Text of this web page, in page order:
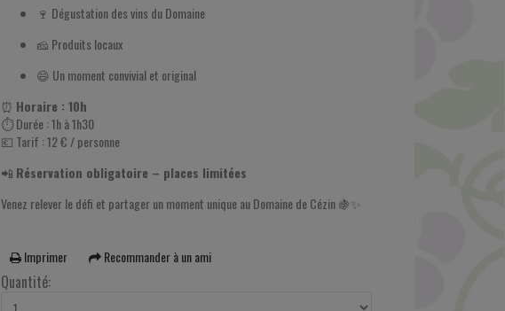
🍷 Dégustation des vins du Domaine
🧀 Produits locaux
😄 Un moment convivial et original
⏰ Horaire : 10h
⏱ Durée : 1h à 1h30
💶 Tarif : 12 € / personne
📲 Réservation obligatoire – places limitées
Venez relever le défi et partager un moment unique au Domaine de Cézin 🍇✨
Imprimer Recommander à un ami
Quantité: